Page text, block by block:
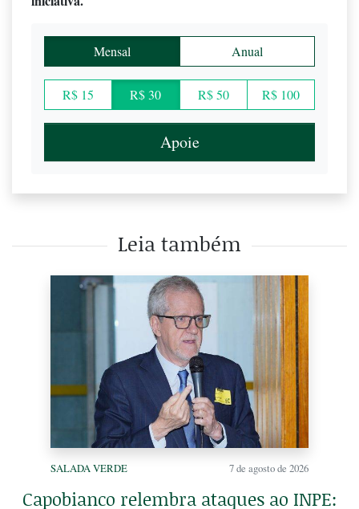
Mensal Anual
R$ 15 R$ 30 R$ 50 R$ 100
Apoie
Leia também
SALADA VERDE 7 de agosto de 2026
Capobianco relembra ataques ao INPE: